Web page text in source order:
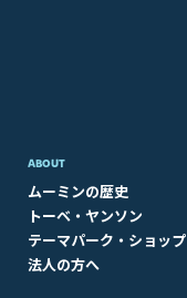
ABOUT​
ムーミンの歴史
トーベ・ヤンソン
テーマパーク・ショップ
法人の方へ